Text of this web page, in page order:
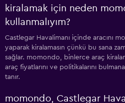
kiralamak için neden
kullanmalıyım?
Castlegar Havalimanı içinde aracını
yaparak kiralamasın çünkü bu sana
sağlar. momondo, binlerce araç
araç fiyatlarını ve politikalarını
tanır.
momondo, Castlegar